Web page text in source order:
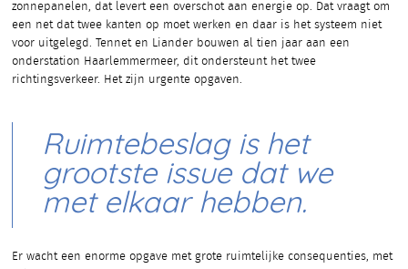
zonnepanelen, dat levert een overschot aan energie op. Dat vraagt om
een net dat twee kanten op moet werken en daar is het systeem niet
voor uitgelegd. Tennet en Liander bouwen al tien jaar aan een
onderstation Haarlemmermeer, dit ondersteunt het twee
richtingsverkeer. Het zijn urgente opgaven.
Ruimtebeslag is het
grootste issue dat we
met elkaar hebben.
Er wacht een enorme opgave met grote ruimtelijke consequenties, met